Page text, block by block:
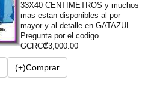
33X40 CENTIMETROS y muchos
mas estan disponibles al por
mayor y al detalle en GATAZUL.
Pregunta por el codigo
GCRC₡3,000.00
(+)Comprar